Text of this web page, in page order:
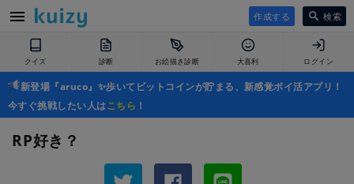
作成する 検索
クイズ 診断 お絵描き診断 大喜利 ログイン
新登場『aruco』✨歩いてビットコインが貯まる、新感覚ポイ活アプリ！
今すぐ挑戦したい人はこちら ！
RP好き？